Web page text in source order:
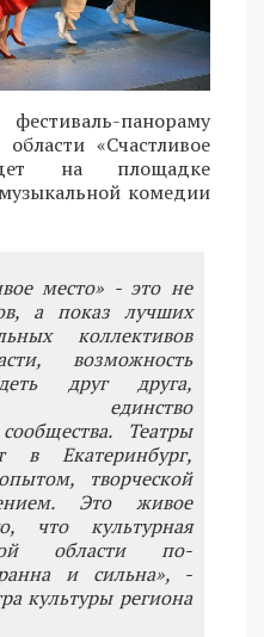
панораму
«Счастливое
на площадке
комедии
место» - это не
а показ лучших
коллективов
возможность
друг друга,
единство
Театры
в Екатеринбург,
творческой
Это живое
что культурная
области по-
и сильна», -
культуры региона